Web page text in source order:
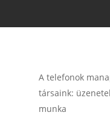
A telefonok
társaink:
munka